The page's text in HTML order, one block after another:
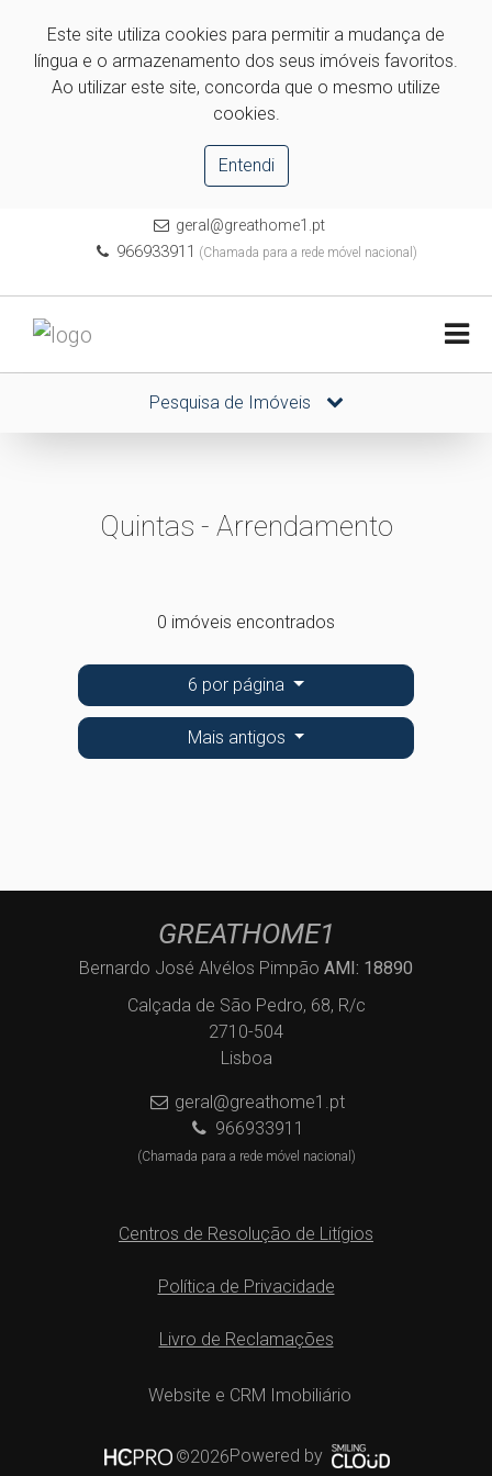
Este site utiliza cookies para permitir a mudança de
língua e o armazenamento dos seus imóveis favoritos.
Ao utilizar este site, concorda que o mesmo utilize
cookies.
Entendi
geral@greathome1.pt
966933911 (Chamada para a rede móvel nacional)
Pesquisa de Imóveis
Quintas - Arrendamento
0 imóveis encontrados
6 por página
Mais antigos
GREATHOME1
Bernardo José Alvélos Pimpão AMI: 18890
Calçada de São Pedro, 68, R/c
2710-504
Lisboa
geral@greathome1.pt
966933911
(Chamada para a rede móvel nacional)
Centros de Resolução de Litígios
Política de Privacidade
Livro de Reclamações
Website e CRM Imobiliário
©2026Powered by